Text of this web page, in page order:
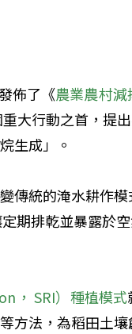
佈了《農業農村
大行動之首，提
生成」。
傳統的淹水耕作
期排乾並暴露於
， SRI）種植模式
方法，為稻田土